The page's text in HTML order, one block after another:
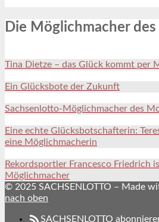
Die Möglichmacher
Tina Dietze – das Glück kommt per
Ein Glücksbote der Zukunft
Sachsenlotto-Möglichmacher des
Eine echte Glücksbotschafterin:
eine Möglichmacherin
Rekordsportler Francesco Friedrich
Möglichmacher
© 2025 SACHSENLOTTO – Made
nach oben
SACHSENLOTTO